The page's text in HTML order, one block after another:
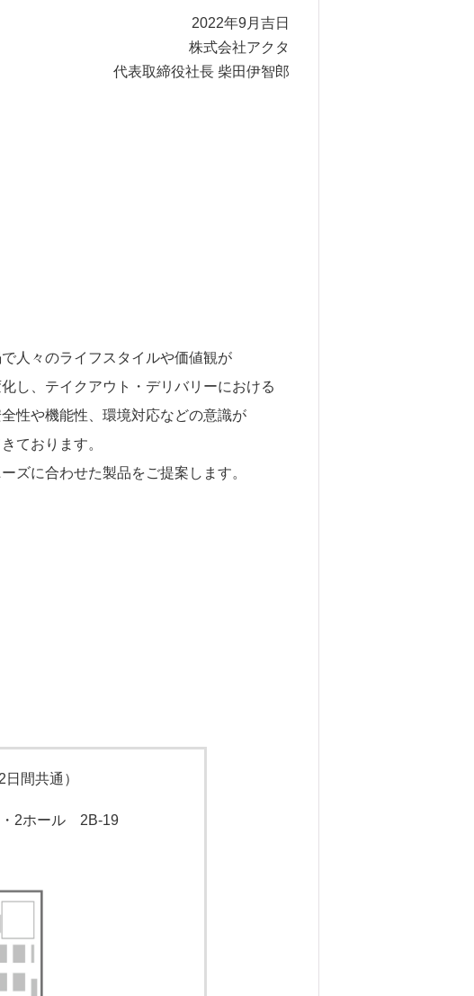
2022年9月吉日
株式会社アクタ
代表取締役社長 柴田伊智郎
人々のライフスタイルや価値観が
し、テイクアウト・デリバリーにおける
性や機能性、環境対応などの意識が
ております。
ズに合わせた製品をご提案します。
間共通）
2ホール 2B-19